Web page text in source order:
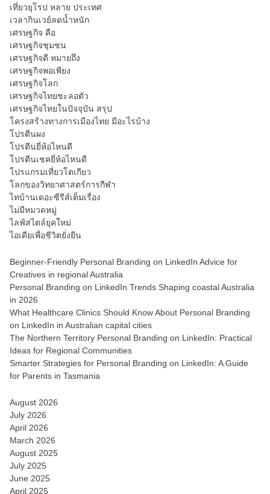
เที่ยวยุโรป หลาย ประเทศ
เวลากินเวย์ลดน้ำหนัก
เศรษฐกิจ คือ
เศรษฐกิจชุมชน
เศรษฐกิจดี หมายถึง
เศรษฐกิจพอเพียง
เศรษฐกิจโลก
เศรษฐกิจไทยชะลอตัว
เศรษฐกิจไทยในปัจจุบัน สรุป
โครงสร้างทางการเมืองไทย มีอะไรบ้าง
โปรตีนผง
โปรตีนยี่ห้อไหนดี
โปรตีนเชคยี่ห้อไหนดี
โปรแกรมเที่ยวโตเกียว
โลกของวิทยาศาสตร์การกีฬา
ไทบ้านเดอะซีรีส์เต็มเรื่อง
ไม่มีหมวดหมู่
ไลฟ์สไตล์ยุคใหม่
ไอเดียเพื่อชีวิตยั่งยืน
Beginner-Friendly Personal Branding on LinkedIn Advice for
Creatives in regional Australia
Personal Branding on LinkedIn Trends Shaping coastal Australia
in 2026
What Healthcare Clinics Should Know About Personal Branding
on LinkedIn in Australian capital cities
The Northern Territory Personal Branding on LinkedIn: Practical
Ideas for Regional Communities
Smarter Strategies for Personal Branding on LinkedIn: A Guide
for Parents in Tasmania
August 2026
July 2026
April 2026
March 2026
August 2025
July 2025
June 2025
April 2025